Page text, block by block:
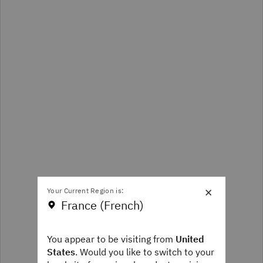
×
Your Current Region is:
France (French)
You appear to be visiting from United
States. Would you like to switch to your